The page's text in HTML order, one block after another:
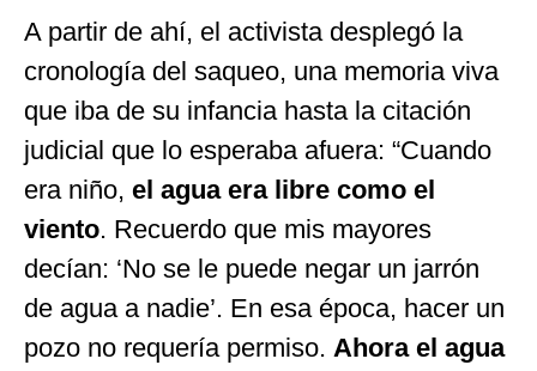
A partir de ahí, el activista desplegó la
cronología del saqueo, una memoria viva
que iba de su infancia hasta la citación
judicial que lo esperaba afuera: “Cuando
era niño, el agua era libre como el
viento. Recuerdo que mis mayores
decían: ‘No se le puede negar un jarrón
de agua a nadie’. En esa época, hacer un
pozo no requería permiso. Ahora el agua